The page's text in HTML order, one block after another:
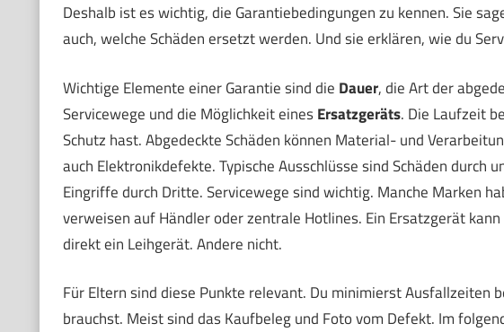
Deshalb ist es wichtig, die Garantiebedingungen zu kennen. Sie
auch, welche Schäden ersetzt werden. Und sie erklären, wie du
Wichtige Elemente einer Garantie sind die Dauer, die Art der
Servicewege und die Möglichkeit einesErsatzgeräts. Die Laufzeit
Schutz hast. Abgedeckte Schäden können Material- und
auch Elektronikdefekte. Typische Ausschlüsse sind Schäden durch
Eingriffe durch Dritte. Servicewege sind wichtig. Manche Marken
verweisen auf Händler oder zentrale Hotlines. Ein Ersatzgerät
direkt ein Leihgerät. Andere nicht.
Für Eltern sind diese Punkte relevant. Du minimierst Ausfallzeiten
brauchst. Meist sind das Kaufbeleg und Foto vom Defekt. Im